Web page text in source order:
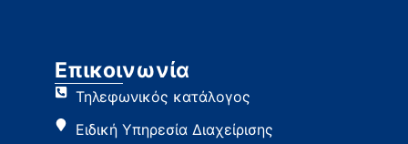
Επικοινωνία
Τηλεφωνικός κατάλογος
Ειδική Υπηρεσία Διαχείρισης